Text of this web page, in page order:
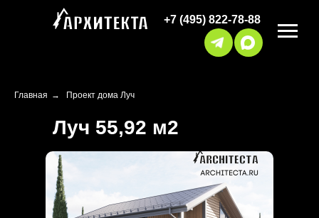
+7 (495) 822-78-88
Главная → Проект дома Луч
Луч 55,92 м2